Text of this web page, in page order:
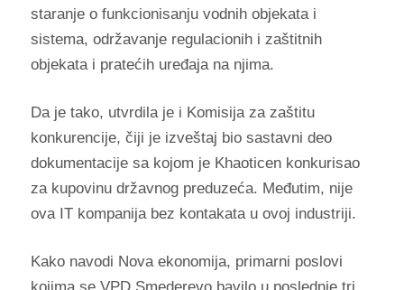
staranje o funkcionisanju vodnih objekata i
sistema, održavanje regulacionih i zaštitnih
objekata i pratećih uređaja na njima.
Da je tako, utvrdila je i Komisija za zaštitu
konkurencije, čiji je izveštaj bio sastavni deo
dokumentacije sa kojom je Khaoticen konkurisao
za kupovinu državnog preduzeća. Međutim, nije
ova IT kompanija bez kontakata u ovoj industriji.
Kako navodi Nova ekonomija, primarni poslovi
kojima se VPD Smederevo bavilo u poslednje tri